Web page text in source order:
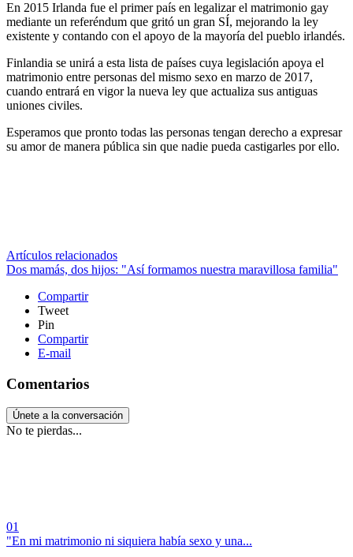
En 2015 Irlanda fue el primer país en legalizar el matrimonio gay
mediante un referéndum que gritó un gran SÍ, mejorando la ley
existente y contando con el apoyo de la mayoría del pueblo irlandés.
Finlandia se unirá a esta lista de países cuya legislación apoya el
matrimonio entre personas del mismo sexo en marzo de 2017,
cuando entrará en vigor la nueva ley que actualiza sus antiguas
uniones civiles.
Esperamos que pronto todas las personas tengan derecho a expresar
su amor de manera pública sin que nadie pueda castigarles por ello.
Artículos relacionados
Dos mamás, dos hijos: "Así formamos nuestra maravillosa familia"
Compartir
Tweet
Pin
Compartir
E-mail
Comentarios
Únete a la conversación
No te pierdas...
01
"En mi matrimonio ni siquiera había sexo y una...